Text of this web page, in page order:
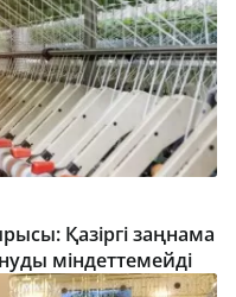
Қазіргі заңнама
міндеттемейді